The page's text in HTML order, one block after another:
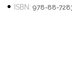
ISBN: 978-88-